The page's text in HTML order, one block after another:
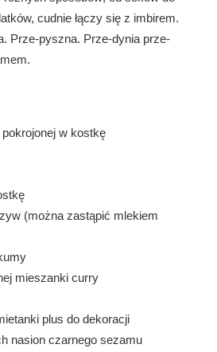
cudnie łączy się z imbirem.
Prze-pyszna. Prze-dynia prze-
pokrojonej w kostkę
(można zastąpić mlekiem
mieszanki curry
plus do dekoracji
nasion czarnego sezamu